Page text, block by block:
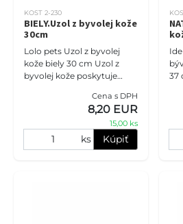
KOST 2-230
BIELY.Uzol z byvolej kože
30cm
Lolo pets Uzol z byvolej
kože biely 30 cm Uzol z
byvolej kože poskytuje
vášho štvornohého
miláčika. Je vhodný pre
Cena s DPH
8,20 EUR
15,00 ks
ks Kúpiť
37